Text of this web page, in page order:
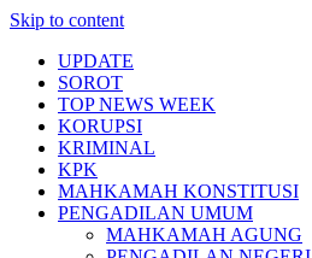
Skip to content
UPDATE
SOROT
TOP NEWS WEEK
KORUPSI
KRIMINAL
KPK
MAHKAMAH KONSTITUSI
PENGADILAN UMUM
MAHKAMAH AGUNG